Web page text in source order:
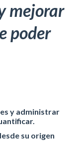
mejorar
poder
y administrar
su origen